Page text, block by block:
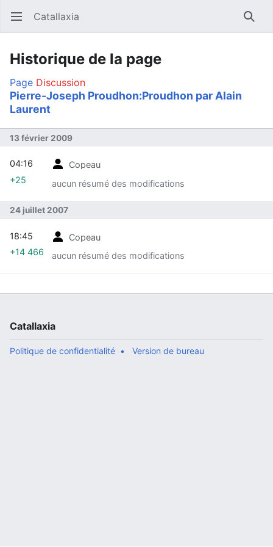
Ouvrir le menu principal Catallaxia
Historique de la page
Page Discussion
Pierre-Joseph Proudhon:Proudhon par Alain
Laurent
13 février 2009
Copeau
aucun résumé des modifications
04:16
+25
24 juillet 2007
Copeau
aucun résumé des modifications
18:45
+14 466
Catallaxia
Politique de confidentialité Version de bureau